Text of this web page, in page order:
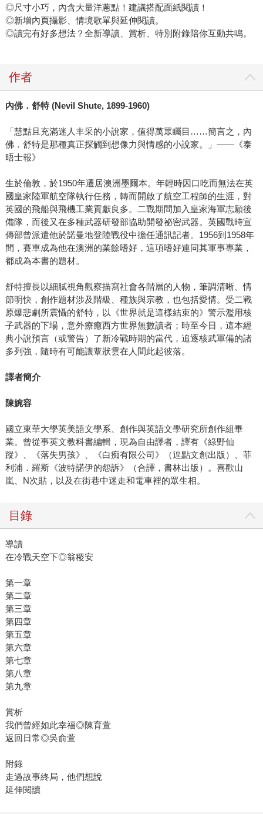
◎尺寸小巧，內含大量洋蔥點！建議搭配面紙閱讀！
◎新增內頁攝影、情境歌單與延伸閱讀。
◎讀完有好多想法？全新導讀、賞析、特別附錄陪你互動共鳴。
作者
內佛．舒特(Nevil Shute, 1899-1960)
「慧黠且充滿迷人丰采的小說家，值得萬眾矚目……簡言之，內
佛．舒特是那種真正探觸到想像力與情感的小說家。」——《泰
晤士報》
生於倫敦，於1950年遷居澳洲墨爾本。年輕時因口吃而無法在英
國皇家陸軍航空隊執行任務，轉而開啟了航空工程師的生涯，對
英國的飛船與飛機工業貢獻良多。二戰期間加入皇家海軍志願後
備隊，而後又在多種武器研發部協助開發祕密武器。英國戰時宣
傳部曾派遣他於諾曼地登陸戰役中擔任通訊記者。1956到1958年
間，賽車成為他在澳洲的業餘嗜好，這項嗜好連同其軍事專業，
都成為本書的題材。
舒特擅長以細膩視角觀察描寫社會各階層的人物，筆調清晰、情
節明快，創作題材涉及階級、種族與宗教，也包括愛情。受二戰
原爆悲劇所震懾的舒特，以《世界就是這樣結束的》警示濫用核
子武器的下場，意外療癒西方世界無數讀者；時至今日，這本經
典小說預言（或警告）了新冷戰時期的當代，追逐核武軍備的諸
多列強，隨時有可能讓蕈狀雲在人間此起彼落。
譯者簡介
陳婉容
國立東華大學英美語文學系、創作與英語文學研究所創作組畢
業。曾從事英文教科書編輯，現為自由譯者，譯有《綠野仙
蹤》、《落失男孩》、《白痴有限公司》（逗點文創出版）、菲
利浦．羅斯《波特諾伊的怨訴》（合譯，書林出版）。喜歡山
嵐、N次貼，以及在街巷中迷走和電車裡的眾生相。
目錄
導讀
在冷戰天空下◎翁稷安
第一章
第二章
第三章
第四章
第五章
第六章
第七章
第八章
第九章
賞析
我們曾經如此幸福◎陳育萱
返回日常◎吳俞萱
附錄
走過故事終局，他們想說
延伸閱讀